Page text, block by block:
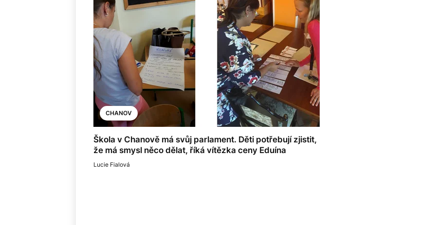
CHANOV
Škola v Chanově má svůj parlament. Děti potřebují zjistit,
že má smysl něco dělat, říká vítězka ceny Eduína
Lucie Fialová